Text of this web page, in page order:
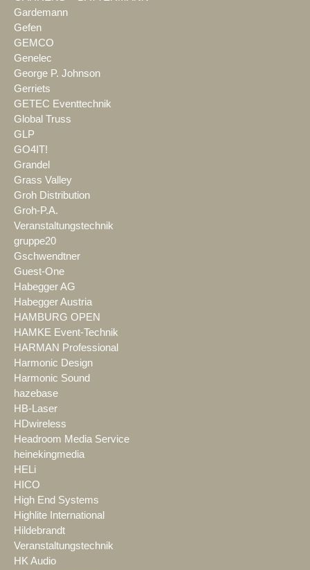
Gardemann
Gefen
GEMCO
Genelec
George P. Johnson
Gerriets
GETEC Eventtechnik
Global Truss
GLP
GO4IT!
Grandel
Grass Valley
Groh Distribution
Groh-P.A.
Veranstaltungstechnik
gruppe20
Gschwendtner
Guest-One
Habegger AG
Habegger Austria
HAMBURG OPEN
HAMKE Event-Technik
HARMAN Professional
Harmonic Design
Harmonic Sound
hazebase
HB-Laser
HDwireless
Headroom Media Service
heinekingmedia
HELi
HICO
High End Systems
Highlite International
Hildebrandt
Veranstaltungstechnik
HK Audio